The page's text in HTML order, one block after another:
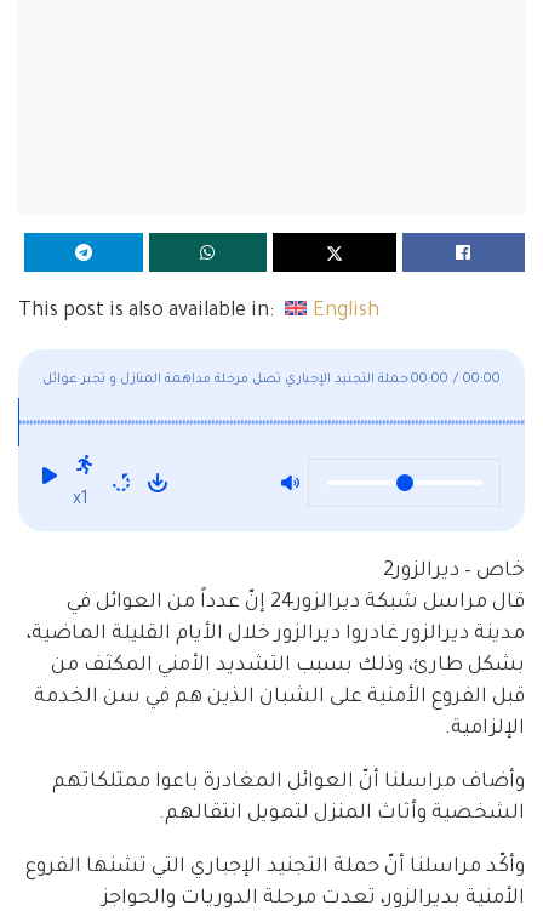
This post is also available in: English
حملة التجنيد الإجباري تصل مرحلة مداهمة المنازل و تجبر عوائل00:00 / 00:00
x1
خاص – ديرالزور2
قال مراسل شبكة ديرالزور24 إنّ عدداً من العوائل في
مدينة ديرالزور غادروا ديرالزور خلال الأيام القليلة الماضية،
بشكل طارئ، وذلك بسبب التشديد الأمني المكثف من
قبل الفروع الأمنية على الشبان الذين هم في سن الخدمة
الإلزامية.
وأضاف مراسلنا أنّ العوائل المغادرة باعوا ممتلكاتهم
الشخصية وأثاث المنزل لتمويل انتقالهم.
وأكّد مراسلنا أنّ حملة التجنيد الإجباري التي تشنها الفروع
الأمنية بديرالزور، تعدت مرحلة الدوريات والحواجز